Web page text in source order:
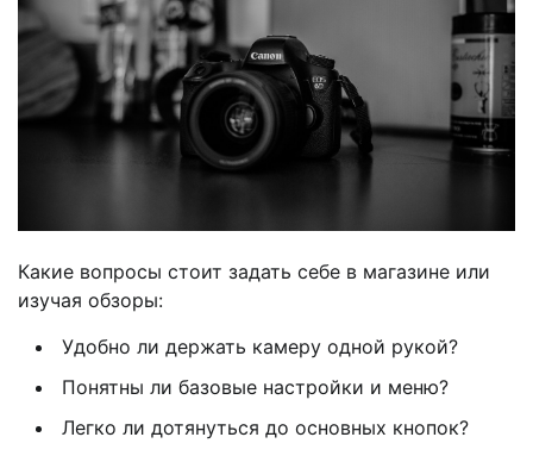
Какие вопросы стоит задать себе в магазине или
изучая обзоры:
Удобно ли держать камеру одной рукой?
Понятны ли базовые настройки и меню?
Легко ли дотянуться до основных кнопок?